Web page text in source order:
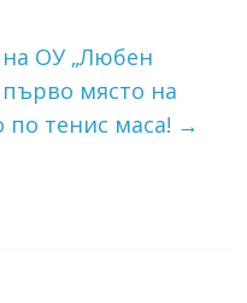
ОУ „Любен
първо място на
тенис маса! →